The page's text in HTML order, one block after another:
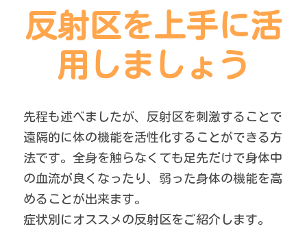
反射区を上手に活
用しましょう
先程も述べましたが、反射区を刺激することで
遠隔的に体の機能を活性化することができる方
法です。全身を触らなくても足先だけで身体中
の血流が良くなったり、弱った身体の機能を高
めることが出来ます。
症状別にオススメの反射区をご紹介します。